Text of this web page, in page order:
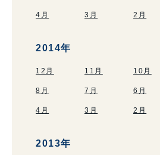
4月 3月 2月
2014年
12月 11月 10月
8月 7月 6月
4月 3月 2月
2013年